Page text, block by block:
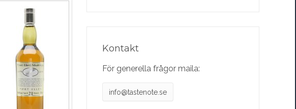
Kontakt
För generella frågor maila:
info@tastenote.se